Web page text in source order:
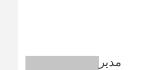
مدیر